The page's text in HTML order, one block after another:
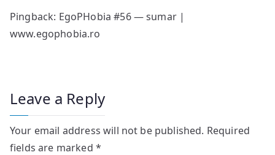
Pingback: EgoPHobia #56 — sumar |
www.egophobia.ro
Leave a Reply
Your email address will not be published. Required
fields are marked *